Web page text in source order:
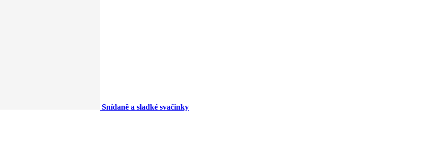
Snídaně a sladké svačinky